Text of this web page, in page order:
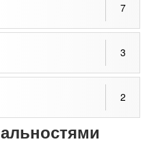
7
3
2